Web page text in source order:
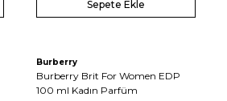
Sepete Ekle
Burberry
Burberry Brit For Women EDP
100 ml Kadın Parfüm